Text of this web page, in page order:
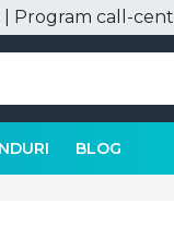
| Program call-
BLOG